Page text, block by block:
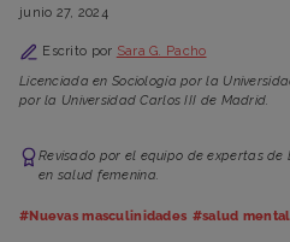
junio 27, 2024
Escrito por Sara G. Pacho
Licenciada en Sociología por la
por la Universidad Carlos III de Madrid.
Revisado por el equipo de expertas
en salud femenina.
#Nuevas masculinidades #salud mental